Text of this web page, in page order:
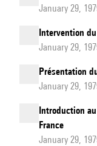
January 29,
Intervention
January 29,
Présentation
January 29,
Introduction
France
January 29,